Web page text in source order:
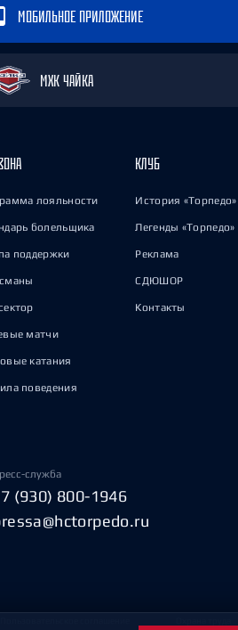
МОБИЛЬНОЕ ПРИЛОЖЕНИЕ
МХК ЧАЙКА
лояльности
болельщика
поддержки
матчи
катания
поведения
КЛУБ
История «Торпедо»
Легенды «Торпедо»
Реклама
СДЮШОР
Контакты
служба
(930) 800-1946